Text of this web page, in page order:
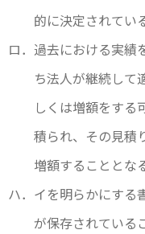
的に決定されてい
ロ．過去における実績
ち法人が継続して
しくは増額をする
積られ、その見積
増額することとな
ハ．イを明らかにする
が保存されている